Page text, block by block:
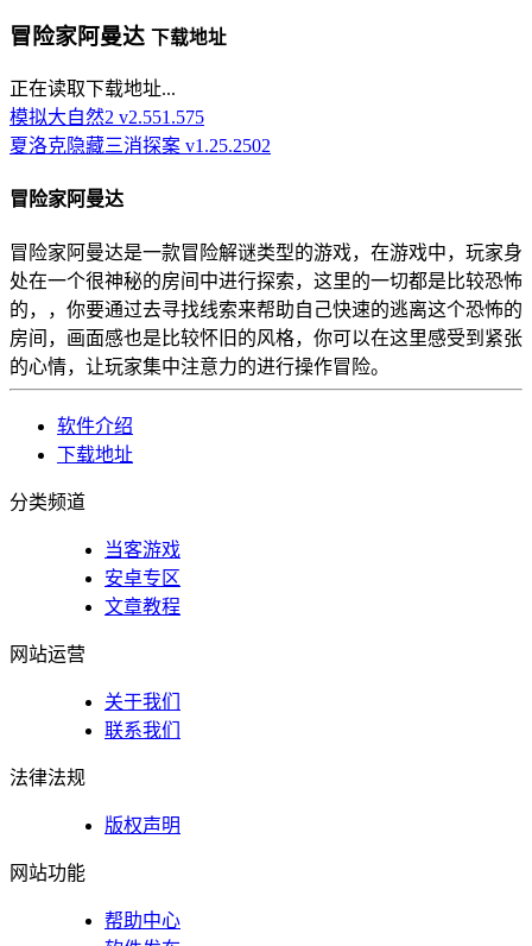
冒险家阿曼达 下载地址
正在读取下载地址...
模拟大自然2 v2.551.575
夏洛克隐藏三消探案 v1.25.2502
冒险家阿曼达
冒险家阿曼达是一款冒险解谜类型的游戏，在游戏中，玩家身
处在一个很神秘的房间中进行探索，这里的一切都是比较恐怖
的，，你要通过去寻找线索来帮助自己快速的逃离这个恐怖的
房间，画面感也是比较怀旧的风格，你可以在这里感受到紧张
的心情，让玩家集中注意力的进行操作冒险。
软件介绍
下载地址
分类频道
当客游戏
安卓专区
文章教程
网站运营
关于我们
联系我们
法律法规
版权声明
网站功能
帮助中心